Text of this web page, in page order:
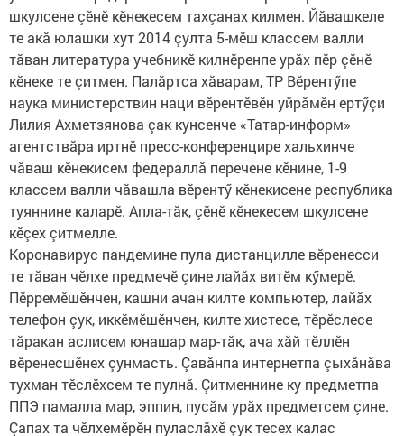
шкулсене çӗнӗ кӗнекесем тахçанах килмен. Йăвашкеле
те акă юлашки хут 2014 çулта 5-мӗш классем валли
тăван литература учебникӗ килнӗренпе урăх пӗр çӗнӗ
кӗнеке те çитмен. Палăртса хăварам, ТР Вӗрентӳпе
наука министерствин наци вӗрентӗвӗн уйрăмӗн ертӳçи
Лилия Ахметзянова çак кунсенче «Татар-информ»
агентствăра иртнӗ пресс-конференцире хальхинче
чăваш кӗнекисем федераллă перечене кӗнине, 1-9
классем валли чăвашла вӗрентӳ кӗнекисене республика
туяннине каларӗ. Апла-тăк, çӗнӗ кӗнекесем шкулсене
кӗçех çитмелле.
Коронавирус пандемине пула дистанцилле вӗренесси
те тăван чӗлхе предмечӗ çине лайăх витӗм кӳмерӗ.
Пӗрремӗшӗнчен, кашни ачан килте компьютер, лайăх
телефон çук, иккӗмӗшӗнчен, килте хистесе, тӗрӗслесе
тăракан аслисем юнашар мар-тăк, ача хăй тӗллӗн
вӗренесшӗнех çунмасть. Çавăнпа интернетпа çыхăнăва
тухман тӗслӗхсем те пулнă. Çитменнине ку предметпа
ППЭ памалла мар, эппин, пусăм урăх предметсем çине.
Çапах та чӗлхемӗрӗн пуласлăхӗ çук тесех калас